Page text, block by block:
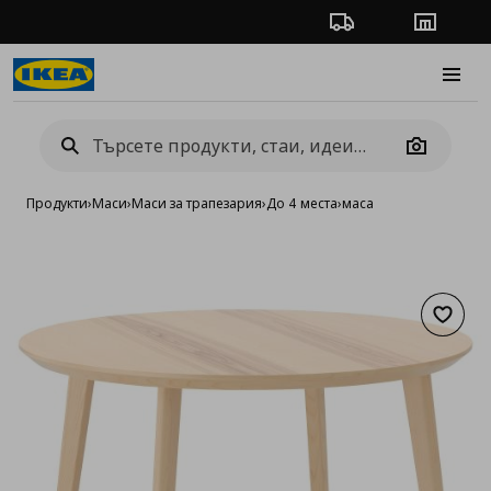
Проследяване на
Camera
Продукти›Маси›Маси за трапезария›До 4 места›маса